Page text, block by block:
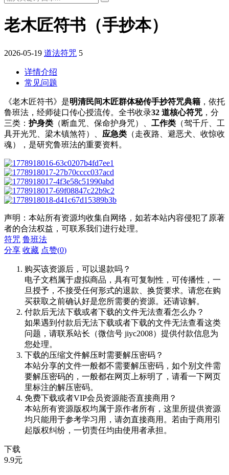
老木匠符书（手抄本）
2026-05-19 道法符咒 5
详情介绍
常见问题
《老木匠符书》是明清民间木匠群体秘传手抄符咒典籍 ，依托
鲁班法，经师徒口传心授流传。全书收录32 道核心符咒 ，分
三类： 护身类 （断血咒、保命护身咒）、 工作类 （驾千斤、工
具开光咒、梁木镇煞符）、 应急类 （走夜路、避恶犬、收惊收
魂），是研究鲁班法的重要资料。
声明：本站所有资源均收集自网络，如若本站内容侵犯了原著
者的合法权益，可联系我们进行处理。
符咒 鲁班法
分享 收藏 点赞(0)
购买该资源后，可以退款吗？
电子文档属于虚拟商品，具有可复制性，可传播性，一
旦授予，不接受任何形式的退款、换货要求。请您在购
买获取之前确认好是您所需要的资源。还请谅解。
付款后无法下载或者下载的文件无法查看怎么办？
如果遇到付款后无法下载或者下载的文件无法查看这类
问题，请联系站长（微信号 jiyc2008）提供付款信息为
您处理。
下载的压缩文件解压时需要解压密码？
本站分享的文件一般都不需要解压密码，如个别文件需
要解压密码的，一般都在网页上标明了，请看一下网页
里标注的解压密码。
免费下载或者VIP会员资源能否直接商用？
本站所有资源版权均属于原作者所有，这里所提供资源
均只能用于参考学习用，请勿直接商用。若由于商用引
起版权纠纷，一切责任均由使用者承担。
下载
9.9元